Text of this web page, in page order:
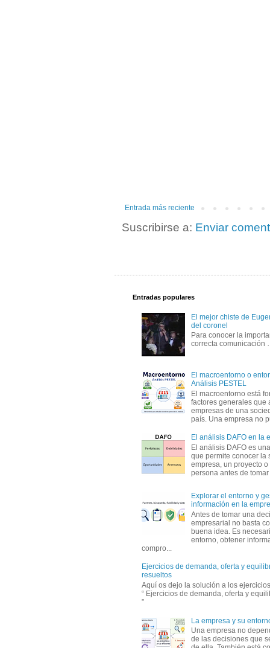
Entrada más reciente
Suscribirse a: Enviar
Entradas populares
El mejor chiste de
del coronel
Para conocer la
correcta
El macroentorno o
Análisis PESTEL
El macroentorno está
factores generales que
empresas de una
país. Una empresa no
El análisis DAFO en la
El análisis DAFO es
que permite conocer la
empresa, un proyecto
persona antes de
Explorar el entorno y
información en la
Antes de tomar una
empresarial no basta
buena idea. Es
entorno, obtener
compro...
Ejercicios de demanda, oferta y
resueltos
Aquí os dejo la solución a los
“ Ejercicios de demanda, oferta y
”
La empresa y su
Una empresa no
de las decisiones que